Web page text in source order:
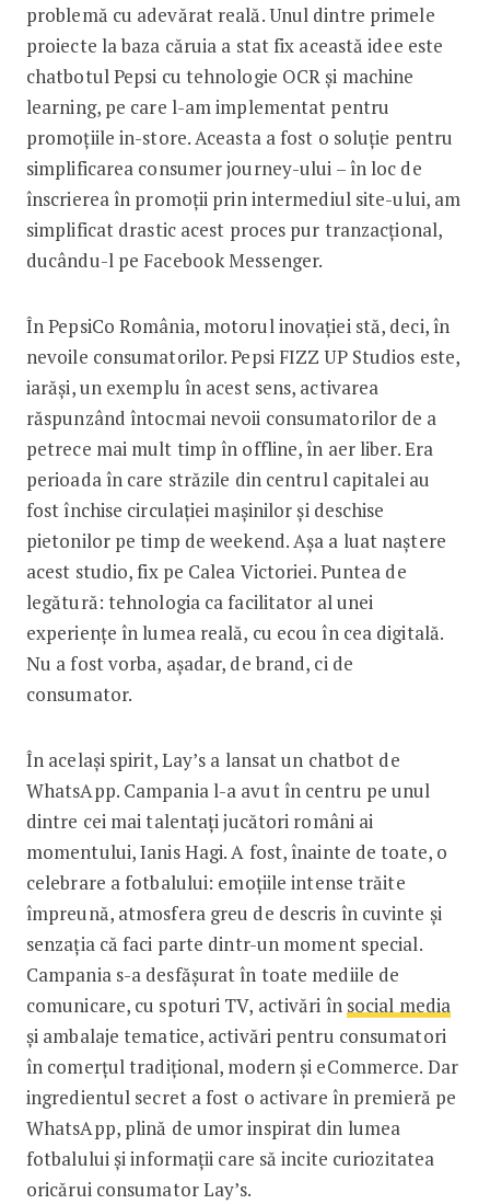
problemă cu adevărat reală. Unul dintre primele
proiecte la baza căruia a stat fix această idee este
chatbotul Pepsi cu tehnologie OCR și machine
learning, pe care l-am implementat pentru
promoțiile in-store. Aceasta a fost o soluție pentru
simplificarea consumer ­journey-ului – în loc de
înscrierea în promoții prin intermediul site-ului, am
simplificat drastic acest proces pur tranzacțional,
ducându-l pe Facebook Messenger.
În PepsiCo România, motorul ino­va­ției stă, deci, în
nevoile consumatorilor. Pepsi FIZZ UP Studios este,
iarăși, un exemplu în acest sens, activarea
răspunzând întocmai nevoii consumatorilor de a
petrece mai mult timp în offline, în aer liber. Era
perioada în care străzile din centrul capitalei au
fost închise circulației mașinilor și deschise
pietonilor pe timp de weekend. Așa a luat naștere
acest studio, fix pe Calea Victoriei. Puntea de
legătură: tehnologia ca facilitator al unei
experiențe în lumea reală, cu ecou în cea digitală.
Nu a fost vorba, așadar, de brand, ci de
consumator.
În același spirit, Lay’s a lansat un chatbot de
WhatsApp. Campania l-a avut în centru pe unul
dintre cei mai talentați jucători români ai
momentului, Ianis Hagi. A fost, înainte de toate, o
celebrare a fotbalului: emoțiile intense trăite
împreună, atmosfera greu de descris în cuvinte și
senzația că faci parte dintr-un moment special.
Campania s-a desfășurat în toate mediile de
comunicare, cu spoturi TV, activări în social media
și ambalaje tematice, activări pentru consumatori
în comerțul tradițional, modern și eCommerce. Dar
ingredientul secret a fost o activare în premieră pe
WhatsApp, plină de umor inspirat din lumea
fotbalului și informații care să incite curiozitatea
oricărui consumator Lay’s.